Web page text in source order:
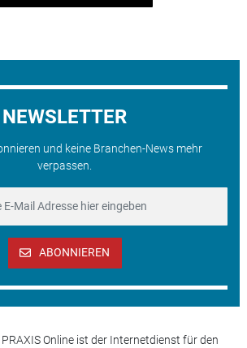
NEWSLETTER
und keine Branchen-News mehr
verpassen.
ABONNIEREN
PRAXIS Online ist der Internetdienst für den